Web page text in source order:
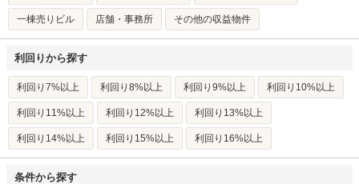
一棟売りビル 店舗・事務所 その他の収益物件
利回りから探す
利回り7%以上 利回り8%以上 利回り9%以上 利回り10%以上
利回り11%以上 利回り12%以上 利回り13%以上
利回り14%以上 利回り15%以上 利回り16%以上
条件から探す